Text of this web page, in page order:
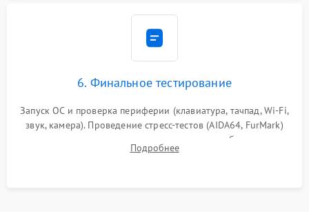
6. Финальное тестирование
Запуск ОС и проверка периферии (клавиатура, тачпад, Wi-Fi,
звук, камера). Проведение стресс-тестов (AIDA64, FurMark)
для контроля температурного режима и стабильности
системы под пиковой нагрузкой.
Подробнее